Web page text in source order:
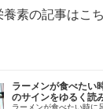
素の記事はこち
ラーメンが食べたい
のサインをゆるく読
ラーメンが食べたい時に